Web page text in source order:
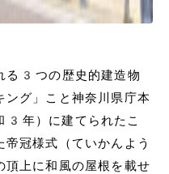
る3つの歴史的建造物
ング」こと神奈川県庁本
）に建てられたこ
冠様式（ていかんよう
頂上に和風の屋根を載せ